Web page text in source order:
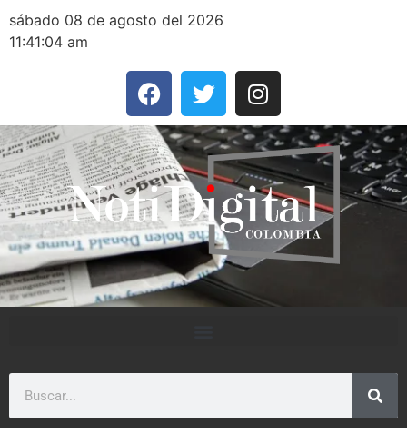
sábado 08 de agosto del 2026
11:41:04 am